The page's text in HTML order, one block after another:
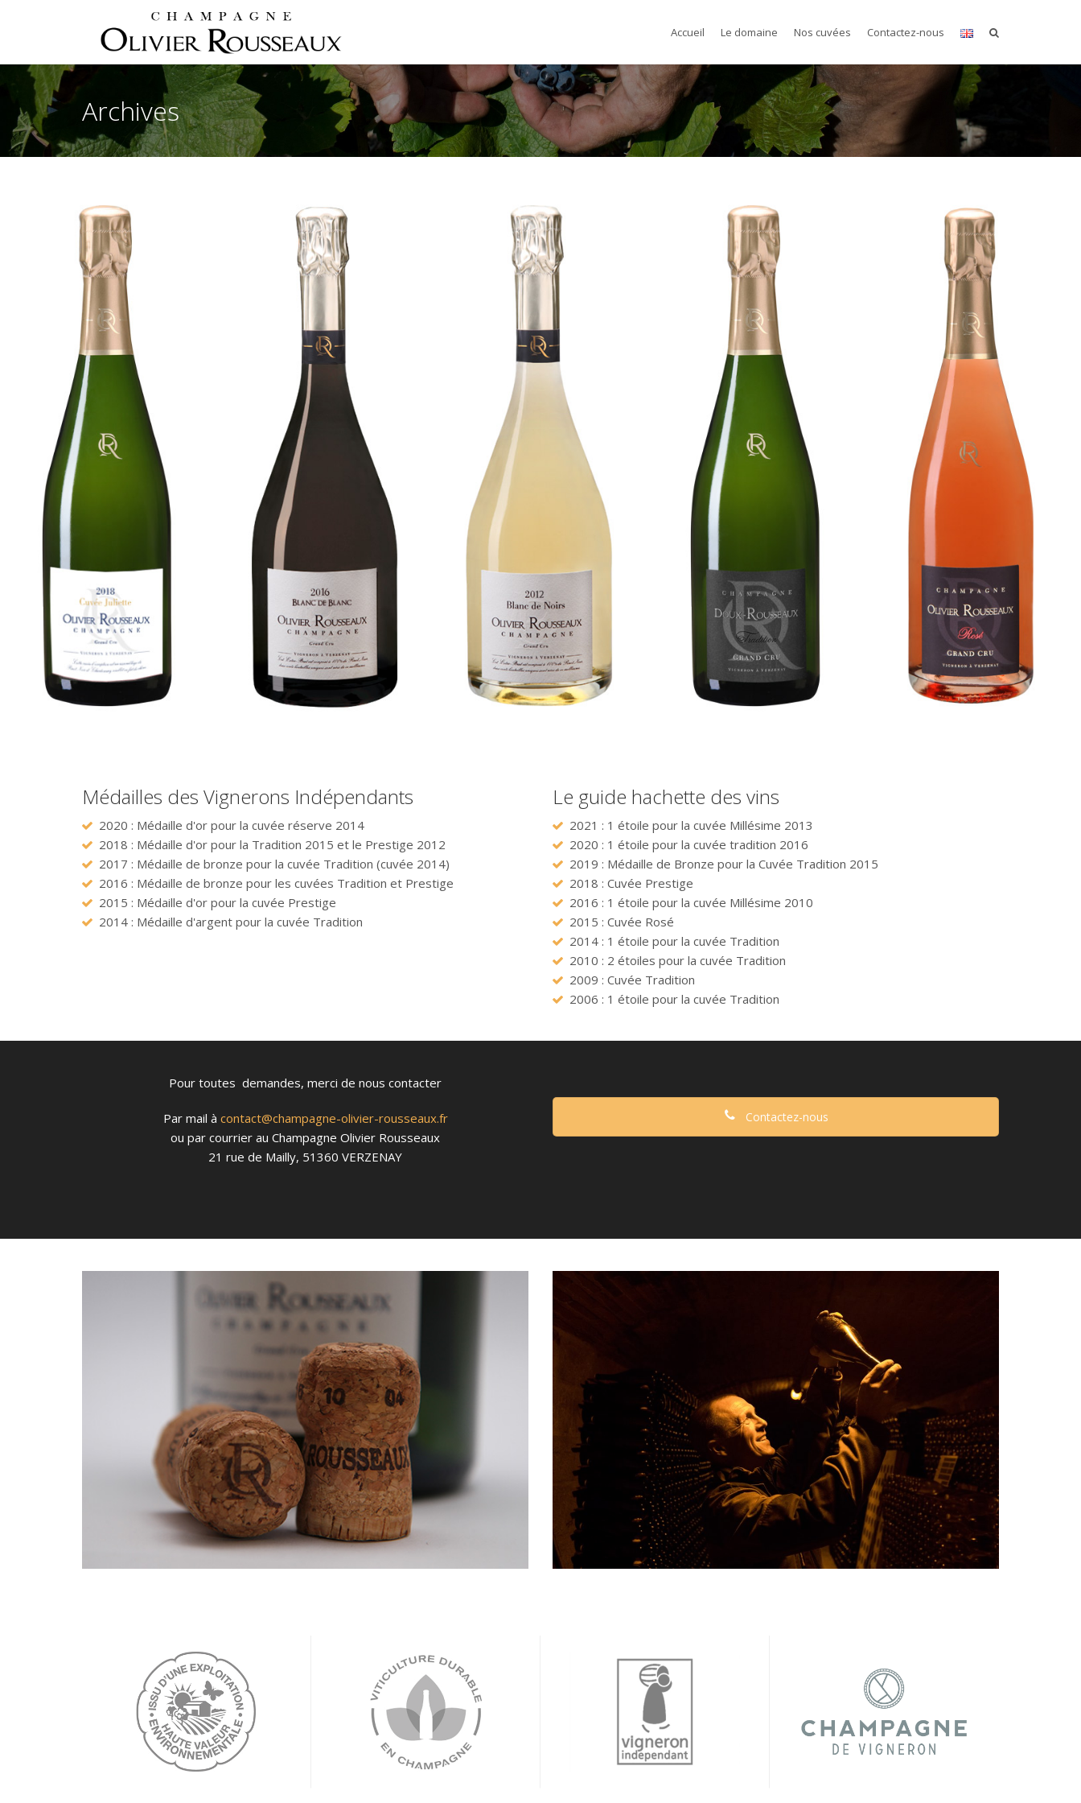
Accueil Le domaine Nos cuvées Contactez-nous
Archives
Cuvée Juliette 2018
La Cuvée Blanc de Blancs
Notre gamme
La Cuvée Blanc de Noirs
Notre gamme
La Cuvée Tradition Doux-
Rousseaux
La Cuvée Rosé
Médailles et récompenses • Notre gamme
Médailles des Vignerons Indépendants
2020 : Médaille d'or pour la cuvée réserve 2014
2018 : Médaille d'or pour la Tradition 2015 et le Prestige 2012
2017 : Médaille de bronze pour la cuvée Tradition (cuvée 2014)
2016 : Médaille de bronze pour les cuvées Tradition et Prestige
2015 : Médaille d'or pour la cuvée Prestige
2014 : Médaille d'argent pour la cuvée Tradition
Le guide hachette des vins
2021 : 1 étoile pour la cuvée Millésime 2013
2020 : 1 étoile pour la cuvée tradition 2016
2019 : Médaille de Bronze pour la Cuvée Tradition 2015
2018 : Cuvée Prestige
2016 : 1 étoile pour la cuvée Millésime 2010
2015 : Cuvée Rosé
2014 : 1 étoile pour la cuvée Tradition
2010 : 2 étoiles pour la cuvée Tradition
2009 : Cuvée Tradition
2006 : 1 étoile pour la cuvée Tradition
Pour toutes demandes, merci de nous contacter
Par mail à contact@champagne-olivier-rousseaux.fr
ou par courrier au Champagne Olivier Rousseaux
21 rue de Mailly, 51360 VERZENAY
Contactez-nous